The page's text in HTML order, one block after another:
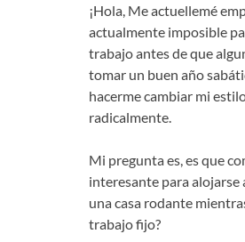
¡Hola, Me actuellemé
actualmente imposible
trabajo antes de que
tomar un buen año
hacerme cambiar mi
radicalmente.
Mi pregunta es, es que
interesante para alojarse
una casa rodante
trabajo fijo?